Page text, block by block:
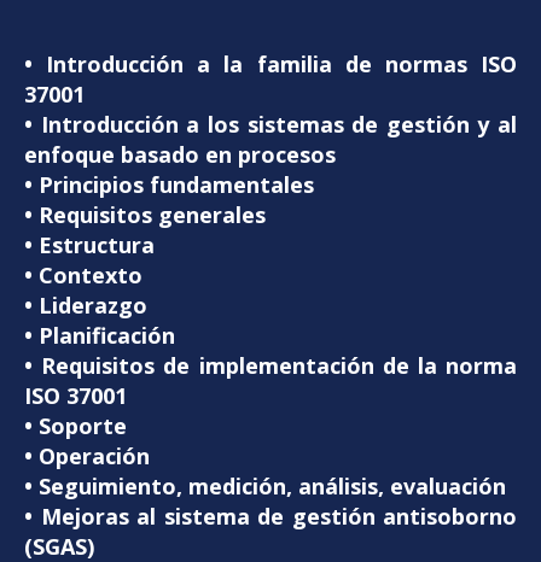
• Introducción a la familia de normas ISO
37001
• Introducción a los sistemas de gestión y al
enfoque basado en procesos
• Principios fundamentales
• Requisitos generales
• Estructura
• Contexto
• Liderazgo
• Planificación
• Requisitos de implementación de la norma
ISO 37001
• Soporte
• Operación
• Seguimiento, medición, análisis, evaluación
• Mejoras al sistema de gestión antisoborno
(SGAS)